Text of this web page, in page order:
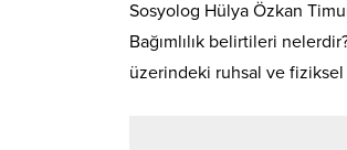
Sosyolog Hülya Özkan
Bağımlılık belirtileri
üzerindeki ruhsal ve fiziksel